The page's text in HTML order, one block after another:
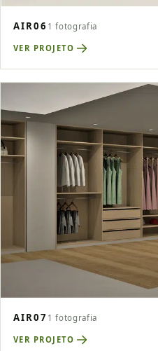
AIR06 1 fotografia
VER PROJETO
AIR07 1 fotografia
VER PROJETO